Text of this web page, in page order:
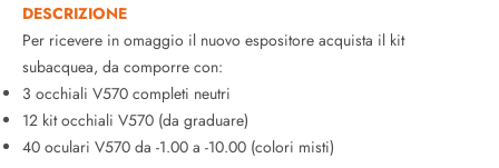
DESCRIZIONE
Per ricevere in omaggio il nuovo espositore acquista il kit
subacquea, da comporre con:
3 occhiali V570 completi neutri
12 kit occhiali V570 (da graduare)
40 oculari V570 da -1.00 a -10.00 (colori misti)